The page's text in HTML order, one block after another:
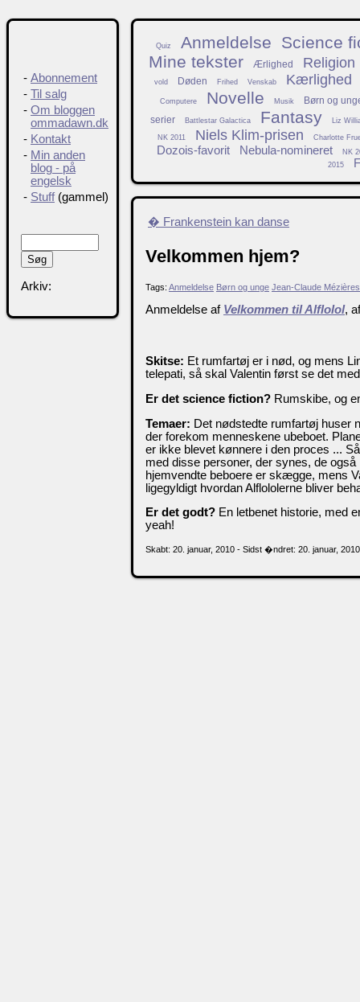
Quiz Anmeldelse
Science
Mine tekster
Ærlighed Religion
vold Døden Frihed Venskab Kærlighed
Computere Novelle Musik
Børn og
serier
Battlestar Galactica Fantasy Liz
NK 2011 Niels Klim-prisen Charlotte
Dozois-favorit Nebula-nomineret
NK
2015
� Frankenstein kan danse
Velkommen hjem?
Tags: Anmeldelse Børn og unge Jean-Claude Mézières
Anmeldelse af Velkommen til Alflolol,
Skitse: Et rumfartøj er i nød, og mens
telepati, så skal Valentin først se det
Er det science fiction? Rumskibe, og
Temaer: Det nødstedte rumfartøj huser
der forekom menneskene ubeboet.
er ikke blevet kønnere i den proces ...
med disse personer, der synes, de
hjemvendte beboere er skægge, mens
ligegyldigt hvordan Alflololerne bliver
Er det godt? En letbenet historie, med
yeah!
Skabt: 20. januar, 2010 - Sidst �ndret: 20. januar,
- Abonnement
- Til salg
- Om bloggen
ommadawn.dk
- Kontakt
- Min anden
blog - på
engelsk
- Stuff(gammel)
Arkiv: